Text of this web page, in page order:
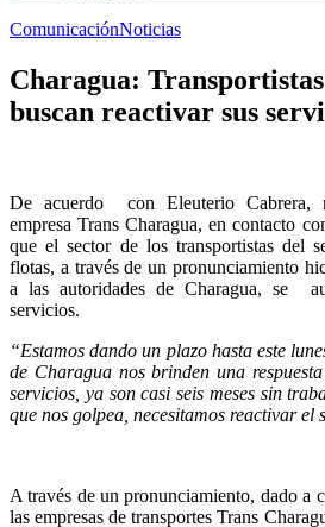
ComunicaciónNoticias
Charagua:
buscan reactivar sus
De acuerdo con Eleuterio Cabrera,
empresa Trans Charagua, en contacto
que el sector de los transportistas del
flotas, a través de un pronunciamiento
a las autoridades de Charagua, se
servicios.
“Estamos dando un plazo hasta este
de Charagua nos brinden una
servicios, ya son casi seis meses sin
que nos golpea, necesitamos reactivar el
A través de un pronunciamiento, dado a
las empresas de transportes Trans